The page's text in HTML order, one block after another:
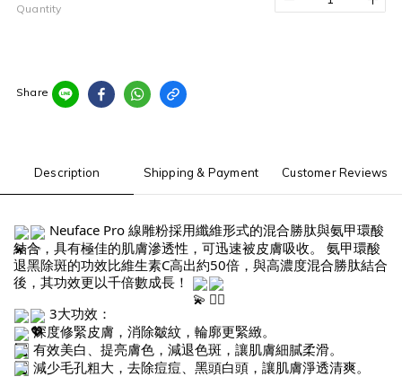
Quantity
Share
Description Shipping & Payment Customer Reviews
Neuface Pro 線雕粉採用纖維形式的混合勝肽與氨甲環酸
結合，具有極佳的肌膚滲透性，可迅速被皮膚吸收。 氨甲環酸
退黑除斑的功效比維生素C高出約50倍，與高濃度混合勝肽結合
後，其功效更以千倍數成長！
3大功效：
深度修緊皮膚，消除皺紋，輪廓更緊緻。
有效美白、提亮膚色，減退色斑，讓肌膚細膩柔滑。
減少毛孔粗大，去除痘痘、黑頭白頭，讓肌膚淨透清爽。